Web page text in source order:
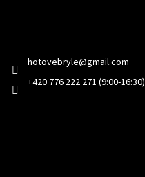
hotovebryle@gmail.com
+420 776 222 271 (9:00-16:30)